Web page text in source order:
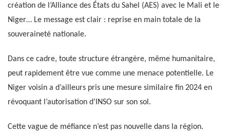
création de l’Alliance des États du Sahel (AES) avec le Mali et le
Niger… Le message est clair : reprise en main totale de la
souveraineté nationale.
Dans ce cadre, toute structure étrangère, même humanitaire,
peut rapidement être vue comme une menace potentielle. Le
Niger voisin a d’ailleurs pris une mesure similaire fin 2024 en
révoquant l’autorisation d’INSO sur son sol.
Cette vague de méfiance n’est pas nouvelle dans la région.